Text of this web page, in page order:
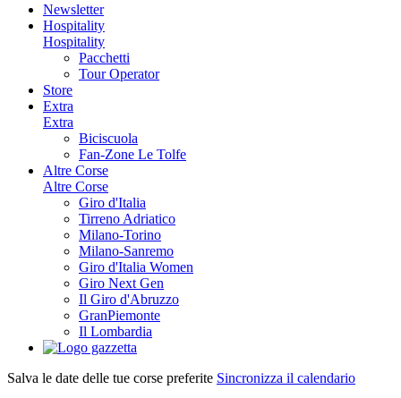
Newsletter
Hospitality
Hospitality
Pacchetti
Tour Operator
Store
Extra
Extra
Biciscuola
Fan-Zone Le Tolfe
Altre Corse
Altre Corse
Giro d'Italia
Tirreno Adriatico
Milano-Torino
Milano-Sanremo
Giro d'Italia Women
Giro Next Gen
Il Giro d'Abruzzo
GranPiemonte
Il Lombardia
Salva le date delle tue corse preferite Sincronizza il calendario